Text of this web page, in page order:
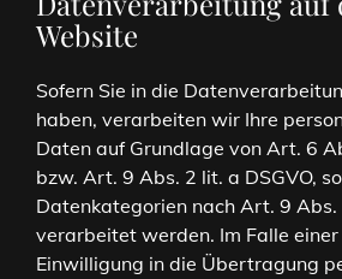
Website
Sofern Sie in die
haben, verarbeiten wir Ihre
Daten auf Grundlage von Art. 6
bzw. Art. 9 Abs. 2 lit. a DSGVO,
Datenkategorien nach Art. 9 Abs.
verarbeitet werden. Im Falle
Einwilligung in die Übertragung